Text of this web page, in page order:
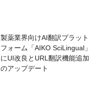
製薬業界向けAI翻訳プラット
フォーム「AIKO SciLingual」
にUI改良とURL翻訳機能追加
のアップデート